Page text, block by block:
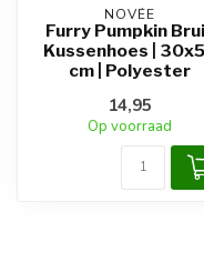
NOVÉE
Furry Pumpkin
Kussenhoes |
cm | Polyester
14,95
Op voorraad